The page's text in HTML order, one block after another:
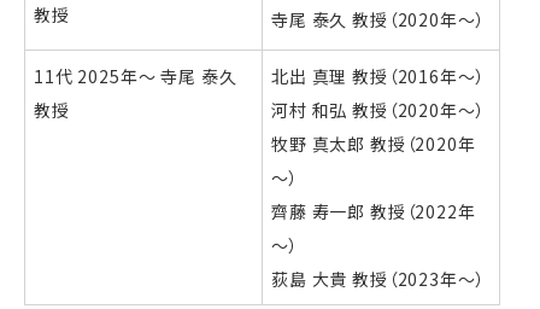
教授
寺尾 泰久 教授（2020年～）
11代 2025年～ 寺尾 泰久
教授
北出 真理 教授（2016年～）
河村 和弘 教授（2020年～）
牧野 真太郎 教授（2020年
～）
齊藤 寿一郎 教授（2022年
～）
荻島 大貴 教授（2023年～）